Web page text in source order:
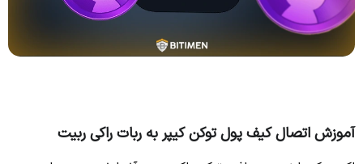
آموزش اتصال کیف پول توکن کیپر به ربات راکی ربیت